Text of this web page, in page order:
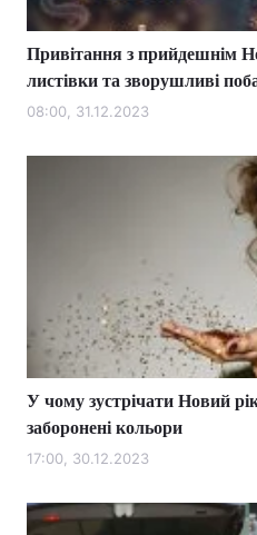
Контакти
Послуги
Тема оформлення
Привітання з прийдешнім
листівки та зворушливі
08:00, 31.12.2023
У чому зустрічати Новий
заборонені кольори
17:00, 30.12.2023